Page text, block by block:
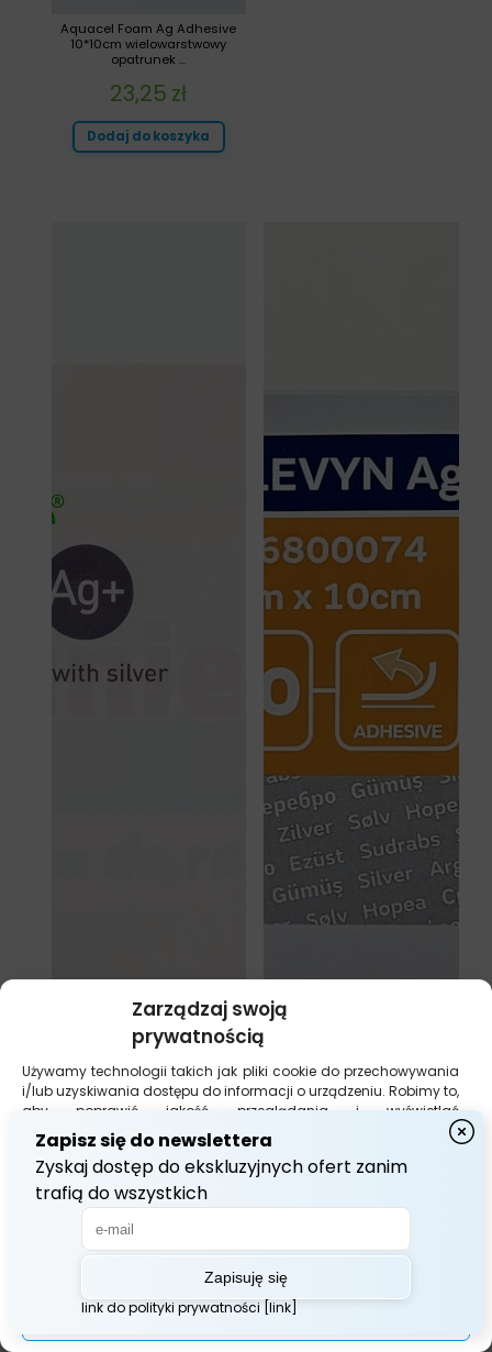
Zarządzaj swoją
prywatnością
Używamy technologii takich jak pliki cookie do przechowywania
i/lub uzyskiwania dostępu do informacji o urządzeniu. Robimy to,
aby poprawić jakość przeglądania i wyświetlać
(nie)spersonalizowane reklamy. Wyrażenie zgody na te
technologie umożliwi nam przetwarzanie danych, takich jak
zachowanie podczas przeglądania lub unikalne identyfikatory
na tej stronie. Brak wyrażenia zgody lub jej wycofanie może
niekorzystnie wpłynąć na niektóre cechy i funkcje.
Akceptuj Wszystko
Zarządzaj opcjami
Aquacel Foam Ag Adhesive
10*10cm wielowarstwowy
opatrunek ...
23,25 zł
Dodaj do koszyka
Exufiber Ag+ 10cm *10cm 1szt
20,70
Dodaj do koszyka